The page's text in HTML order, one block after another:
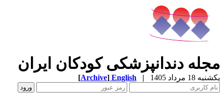
دندانپزشکی کودکان ایران
18 مرداد 1405 |
English
[Archive]